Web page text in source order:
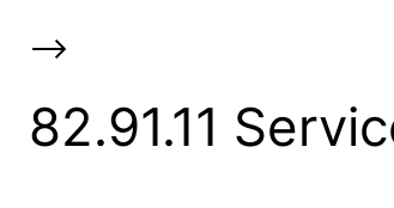
-->
82.91.11